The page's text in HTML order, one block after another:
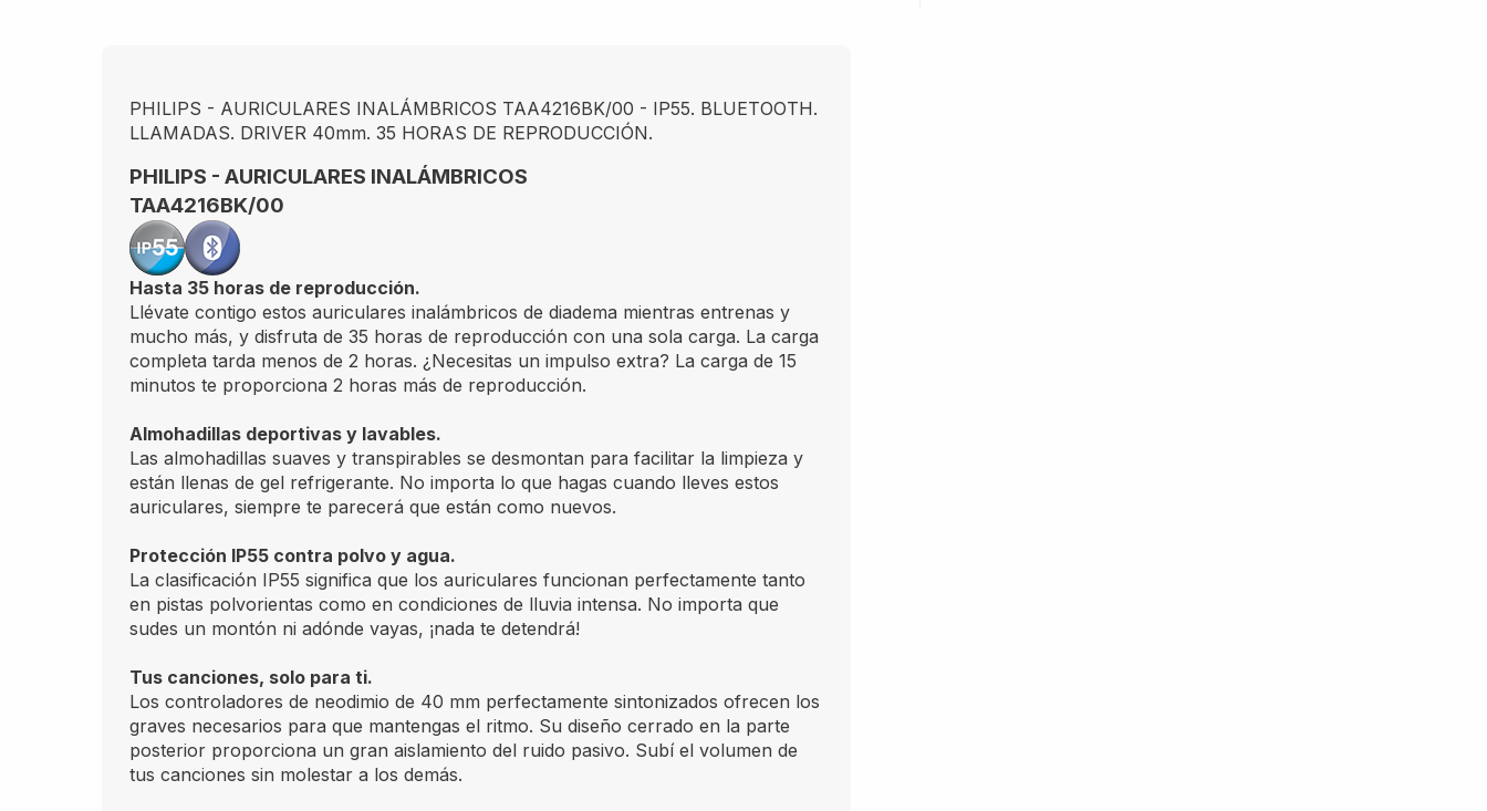
PHILIPS - AURICULARES INALÁMBRICOS TAA4216BK/00 - IP55. BLUETOOTH.
LLAMADAS. DRIVER 40mm. 35 HORAS DE REPRODUCCIÓN.
PHILIPS - AURICULARES INALÁMBRICOS
TAA4216BK/00
Hasta 35 horas de reproducción.
Llévate contigo estos auriculares inalámbricos de diadema mientras entrenas y
mucho más, y disfruta de 35 horas de reproducción con una sola carga. La carga
completa tarda menos de 2 horas. ¿Necesitas un impulso extra? La carga de 15
minutos te proporciona 2 horas más de reproducción.
Almohadillas deportivas y lavables.
Las almohadillas suaves y transpirables se desmontan para facilitar la limpieza y
están llenas de gel refrigerante. No importa lo que hagas cuando lleves estos
auriculares, siempre te parecerá que están como nuevos.
Protección IP55 contra polvo y agua.
La clasificación IP55 significa que los auriculares funcionan perfectamente tanto
en pistas polvorientas como en condiciones de lluvia intensa. No importa que
sudes un montón ni adónde vayas, ¡nada te detendrá!
Tus canciones, solo para ti.
Los controladores de neodimio de 40 mm perfectamente sintonizados ofrecen los
graves necesarios para que mantengas el ritmo. Su diseño cerrado en la parte
posterior proporciona un gran aislamiento del ruido pasivo. Subí el volumen de
tus canciones sin molestar a los demás.